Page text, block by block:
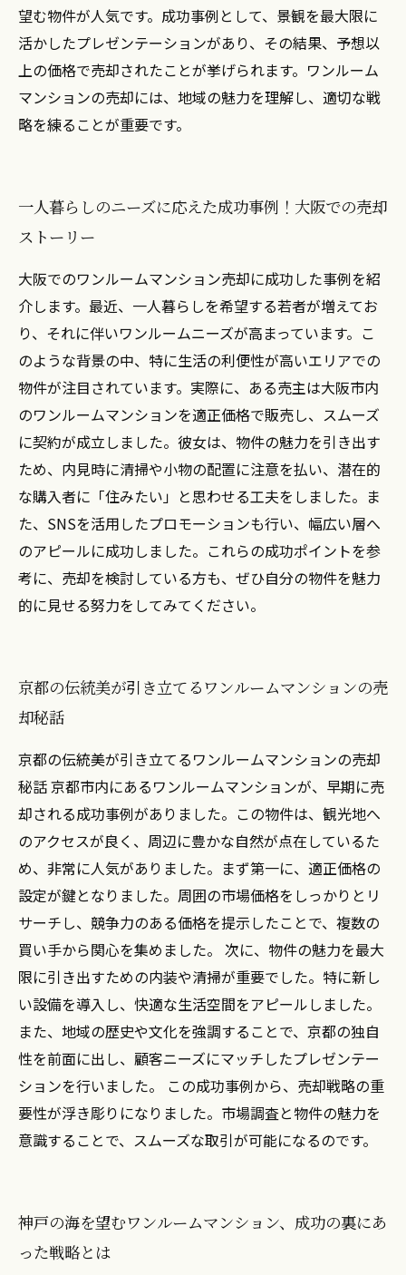
望む物件が人気です。成功事例として、景観を最大限に
活かしたプレゼンテーションがあり、その結果、予想以
上の価格で売却されたことが挙げられます。ワンルーム
マンションの売却には、地域の魅力を理解し、適切な戦
略を練ることが重要です。
一人暮らしのニーズに応えた成功事例！大阪での売却
ストーリー
大阪でのワンルームマンション売却に成功した事例を紹
介します。最近、一人暮らしを希望する若者が増えてお
り、それに伴いワンルームニーズが高まっています。こ
のような背景の中、特に生活の利便性が高いエリアでの
物件が注目されています。実際に、ある売主は大阪市内
のワンルームマンションを適正価格で販売し、スムーズ
に契約が成立しました。彼女は、物件の魅力を引き出す
ため、内見時に清掃や小物の配置に注意を払い、潜在的
な購入者に「住みたい」と思わせる工夫をしました。ま
た、SNSを活用したプロモーションも行い、幅広い層へ
のアピールに成功しました。これらの成功ポイントを参
考に、売却を検討している方も、ぜひ自分の物件を魅力
的に見せる努力をしてみてください。
京都の伝統美が引き立てるワンルームマンションの売
却秘話
京都の伝統美が引き立てるワンルームマンションの売却
秘話 京都市内にあるワンルームマンションが、早期に売
却される成功事例がありました。この物件は、観光地へ
のアクセスが良く、周辺に豊かな自然が点在しているた
め、非常に人気がありました。まず第一に、適正価格の
設定が鍵となりました。周囲の市場価格をしっかりとリ
サーチし、競争力のある価格を提示したことで、複数の
買い手から関心を集めました。 次に、物件の魅力を最大
限に引き出すための内装や清掃が重要でした。特に新し
い設備を導入し、快適な生活空間をアピールしました。
また、地域の歴史や文化を強調することで、京都の独自
性を前面に出し、顧客ニーズにマッチしたプレゼンテー
ションを行いました。 この成功事例から、売却戦略の重
要性が浮き彫りになりました。市場調査と物件の魅力を
意識することで、スムーズな取引が可能になるのです。
神戸の海を望むワンルームマンション、成功の裏にあ
った戦略とは